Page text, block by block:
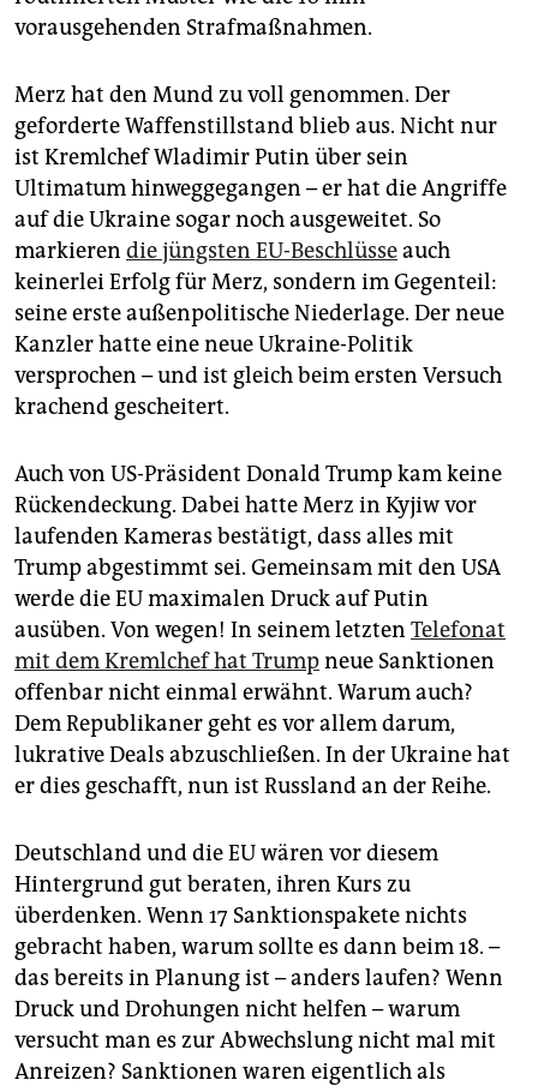
vorausgehenden Strafmaßnahmen.
Merz hat den Mund zu voll genommen. Der
geforderte Waffenstillstand blieb aus. Nicht nur
ist Kremlchef Wladimir Putin über sein
Ultimatum hinweggegangen – er hat die Angriffe
auf die Ukraine sogar noch ausgeweitet. So
markieren die jüngsten EU-Beschlüsseauch
keinerlei Erfolg für Merz, sondern im Gegenteil:
seine erste außenpolitische Niederlage. Der neue
Kanzler hatte eine neue Ukraine-Politik
versprochen – und ist gleich beim ersten Versuch
krachend gescheitert.
Auch von US-Präsident Donald Trump kam keine
Rückendeckung. Dabei hatte Merz in Kyjiw vor
laufenden Kameras bestätigt, dass alles mit
Trump abgestimmt sei. Gemeinsam mit den USA
werde die EU maximalen Druck auf Putin
ausüben. Von wegen! In seinem letzten Telefonat
mit dem Kremlchef hat Trumpneue Sanktionen
offenbar nicht einmal erwähnt. Warum auch?
Dem Republikaner geht es vor allem darum,
lukrative Deals abzuschließen. In der Ukraine hat
er dies geschafft, nun ist Russland an der Reihe.
Deutschland und die EU wären vor diesem
Hintergrund gut beraten, ihren Kurs zu
überdenken. Wenn 17 Sanktionspakete nichts
gebracht haben, warum sollte es dann beim 18. –
das bereits in Planung ist – anders laufen? Wenn
Druck und Drohungen nicht helfen – warum
versucht man es zur Abwechslung nicht mal mit
Anreizen? Sanktionen waren eigentlich als